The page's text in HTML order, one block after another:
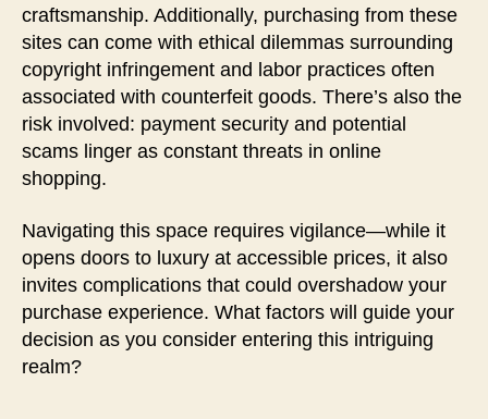
craftsmanship. Additionally, purchasing from these
sites can come with ethical dilemmas surrounding
copyright infringement and labor practices often
associated with counterfeit goods. There’s also the
risk involved: payment security and potential
scams linger as constant threats in online
shopping.
Navigating this space requires vigilance—while it
opens doors to luxury at accessible prices, it also
invites complications that could overshadow your
purchase experience. What factors will guide your
decision as you consider entering this intriguing
realm?